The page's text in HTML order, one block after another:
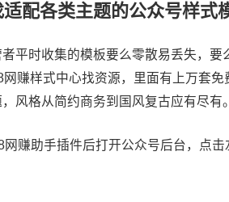
适配各类主题的公众号样式
平时收集的模板要么零散易丢失，
网赚样式中心找资源，里面有上万套
风格从简约商务到国风复古应有尽有
网赚助手插件后打开公众号后台，点击